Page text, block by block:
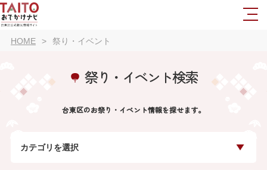
HOME 祭り・イベント
祭り・イベント検索
台東区のお祭り・イベント情報を探せます。
カテゴリを選択